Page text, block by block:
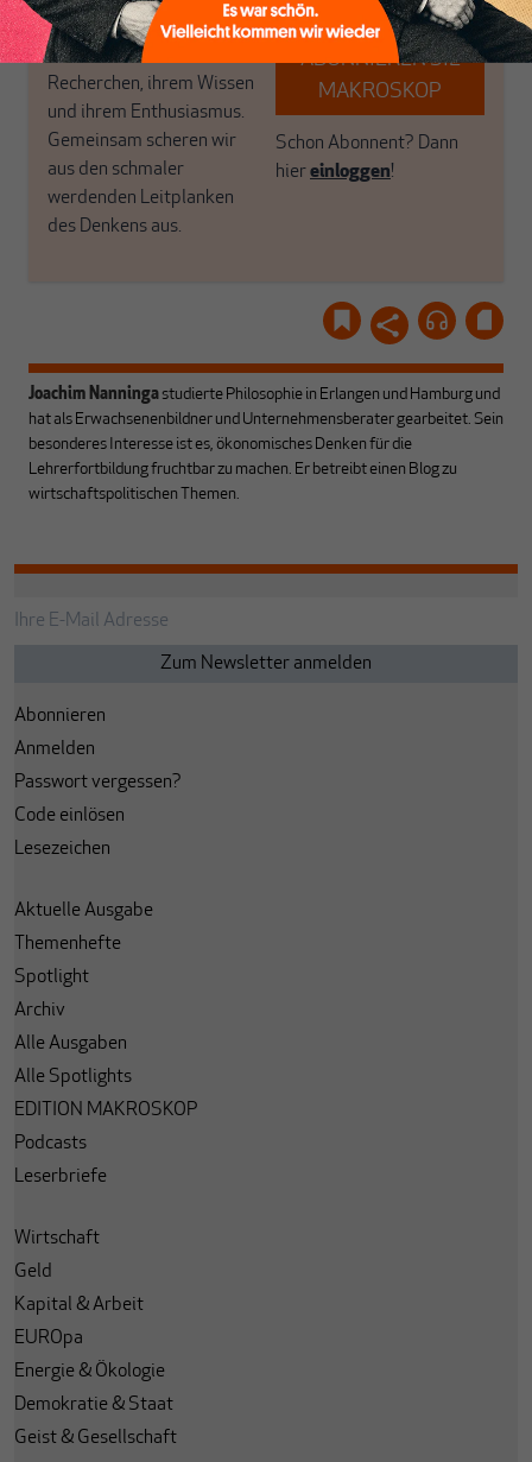
Dabei leben wir von
unseren Autoren, ihren
Recherchen, ihrem Wissen
und ihrem Enthusiasmus.
Gemeinsam scheren wir
aus den schmaler
werdenden Leitplanken
des Denkens aus.
ABONNIEREN SIE
MAKROSKOP
Schon Abonnent? Dann
hiereinloggen!
Joachim Nanninga studierte Philosophie in Erlangen und Hamburg und
hat als Erwachsenenbildner und Unternehmensberater gearbeitet. Sein
besonderes Interesse ist es, ökonomisches Denken für die
Lehrerfortbildung fruchtbar zu machen. Er betreibt einen Blogzu
wirtschaftspolitischen Themen.
Abonnieren
Anmelden
Passwort vergessen?
Code einlösen
Lesezeichen
Aktuelle Ausgabe
Themenhefte
Spotlight
Archiv
Alle Ausgaben
Alle Spotlights
EDITION MAKROSKOP
Podcasts
Leserbriefe
Wirtschaft
Geld
Kapital & Arbeit
EUROpa
Energie & Ökologie
Demokratie & Staat
Geist & Gesellschaft